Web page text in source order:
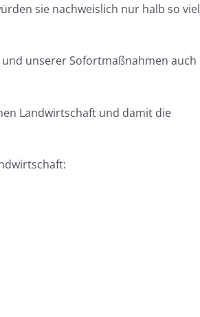
sie nachweislich nur halb so viel
unserer Sofortmaßnahmen auch
Landwirtschaft und damit die